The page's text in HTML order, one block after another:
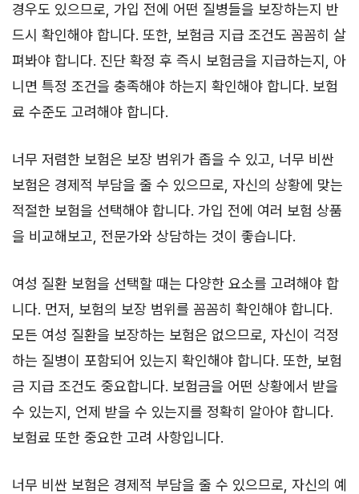
경우도 있으므로, 가입 전에 어떤 질병들을 보장하는지 반
드시 확인해야 합니다. 또한, 보험금 지급 조건도 꼼꼼히 살
펴봐야 합니다. 진단 확정 후 즉시 보험금을 지급하는지, 아
니면 특정 조건을 충족해야 하는지 확인해야 합니다. 보험
료 수준도 고려해야 합니다.
너무 저렴한 보험은 보장 범위가 좁을 수 있고, 너무 비싼
보험은 경제적 부담을 줄 수 있으므로, 자신의 상황에 맞는
적절한 보험을 선택해야 합니다. 가입 전에 여러 보험 상품
을 비교해보고, 전문가와 상담하는 것이 좋습니다.
여성 질환 보험을 선택할 때는 다양한 요소를 고려해야 합
니다. 먼저, 보험의 보장 범위를 꼼꼼히 확인해야 합니다.
모든 여성 질환을 보장하는 보험은 없으므로, 자신이 걱정
하는 질병이 포함되어 있는지 확인해야 합니다. 또한, 보험
금 지급 조건도 중요합니다. 보험금을 어떤 상황에서 받을
수 있는지, 언제 받을 수 있는지를 정확히 알아야 합니다.
보험료 또한 중요한 고려 사항입니다.
너무 비싼 보험은 경제적 부담을 줄 수 있으므로, 자신의 예